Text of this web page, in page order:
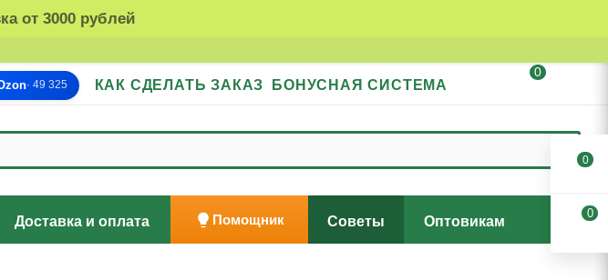
от 3000 рублей
· 49 325 КАК СДЕЛАТЬ ЗАКАЗ БОНУСНАЯ СИСТЕМА
0
Доставка и оплата Помощник Советы Оптовикам
0
0